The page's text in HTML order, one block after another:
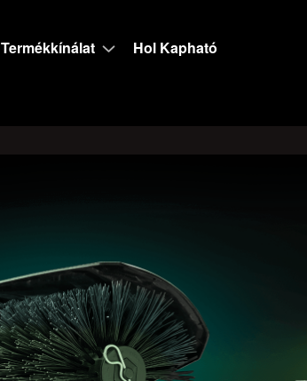
Termékkínálat Hol Kapható